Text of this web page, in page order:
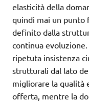
elasticità della
quindi mai un punto
definito dalla
continua
ripetuta insistenza
strutturali dal lato
migliorare la qualità
offerta, mentre la